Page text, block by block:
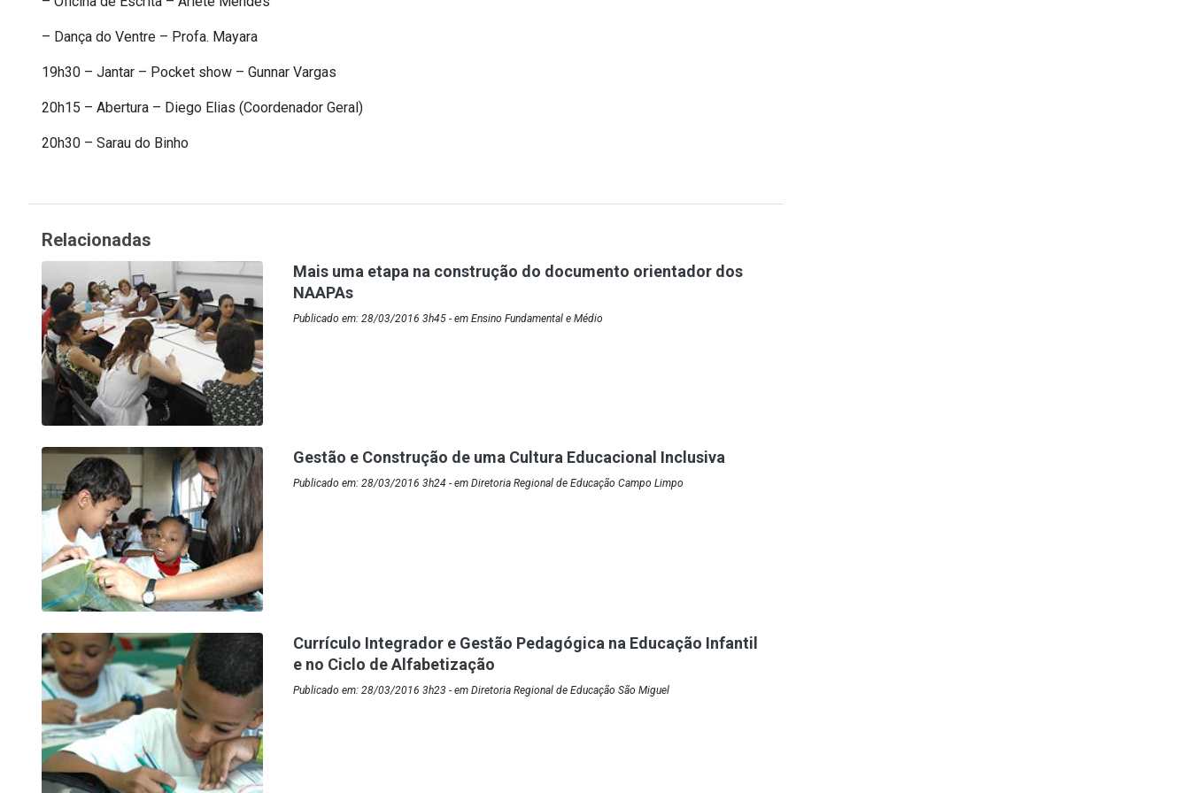
– Dança do Ventre – Profa. Mayara
19h30 – Jantar – Pocket show – Gunnar Vargas
20h15 – Abertura – Diego Elias (Coordenador Geral)
20h30 – Sarau do Binho
Relacionadas
Mais uma etapa na construção do documento orientador dos
NAAPAs
Publicado em: 28/03/2016 3h45 - em Ensino Fundamental e Médio
Gestão e Construção de uma Cultura Educacional Inclusiva
Publicado em: 28/03/2016 3h24 - em Diretoria Regional de Educação Campo Limpo
Currículo Integrador e Gestão Pedagógica na Educação Infantil
e no Ciclo de Alfabetização
Publicado em: 28/03/2016 3h23 - em Diretoria Regional de Educação São Miguel